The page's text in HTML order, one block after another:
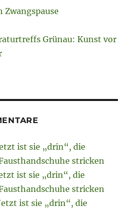
Zwangspause
Grünau: Kunst vor
ist sie „drin“, die
stricken
ist sie „drin“, die
stricken
ist sie „drin“, die